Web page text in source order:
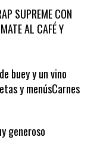
SUPREME CON
AL CAFÉ Y
buey y un vino